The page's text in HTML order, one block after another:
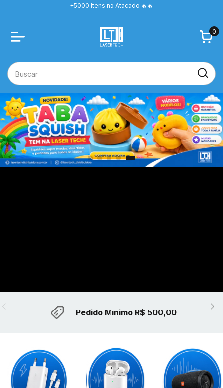
+5000 Itens no Atacado 🔥🔥
0
Pedido Mínimo R$ 500,00